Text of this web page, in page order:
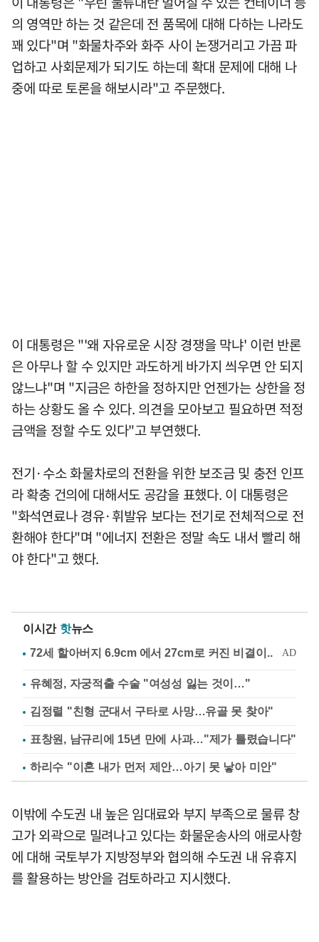
의 영역만 하는 것 같은데 전 품목에 대해 다하는 나라도
꽤 있다"며 "화물차주와 화주 사이 논쟁거리고 가끔 파
업하고 사회문제가 되기도 하는데 확대 문제에 대해 나
중에 따로 토론을 해보시라"고 주문했다.
이 대통령은 "'왜 자유로운 시장 경쟁을 막냐' 이런 반론
은 아무나 할 수 있지만 과도하게 바가지 씌우면 안 되지
않느냐"며 "지금은 하한을 정하지만 언젠가는 상한을 정
하는 상황도 올 수 있다. 의견을 모아보고 필요하면 적정
금액을 정할 수도 있다"고 부연했다.
전기·수소 화물차로의 전환을 위한 보조금 및 충전 인프
라 확충 건의에 대해서도 공감을 표했다. 이 대통령은
"화석연료나 경유·휘발유 보다는 전기로 전체적으로 전
환해야 한다"며 "에너지 전환은 정말 속도 내서 빨리 해
야 한다"고 했다.
이시간 핫뉴스
유혜정, 자궁적출 수술 "여성성 잃는 것이…"
김정렬 "친형 군대서 구타로 사망…유골 못 찾아"
표창원, 남규리에 15년 만에 사과…"제가 틀렸습니다"
하리수 "이혼 내가 먼저 제안…아기 못 낳아 미안"
이밖에 수도권 내 높은 임대료와 부지 부족으로 물류 창
고가 외곽으로 밀려나고 있다는 화물운송사의 애로사항
에 대해 국토부가 지방정부와 협의해 수도권 내 유휴지
를 활용하는 방안을 검토하라고 지시했다.